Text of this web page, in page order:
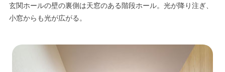
玄関ホールの壁の裏側は天窓のある階段ホール。光が降り注ぎ、
小窓からも光が広がる。